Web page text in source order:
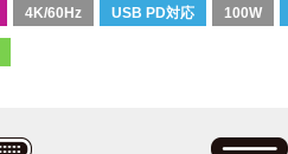
4K/60Hz USB PD対応 100W